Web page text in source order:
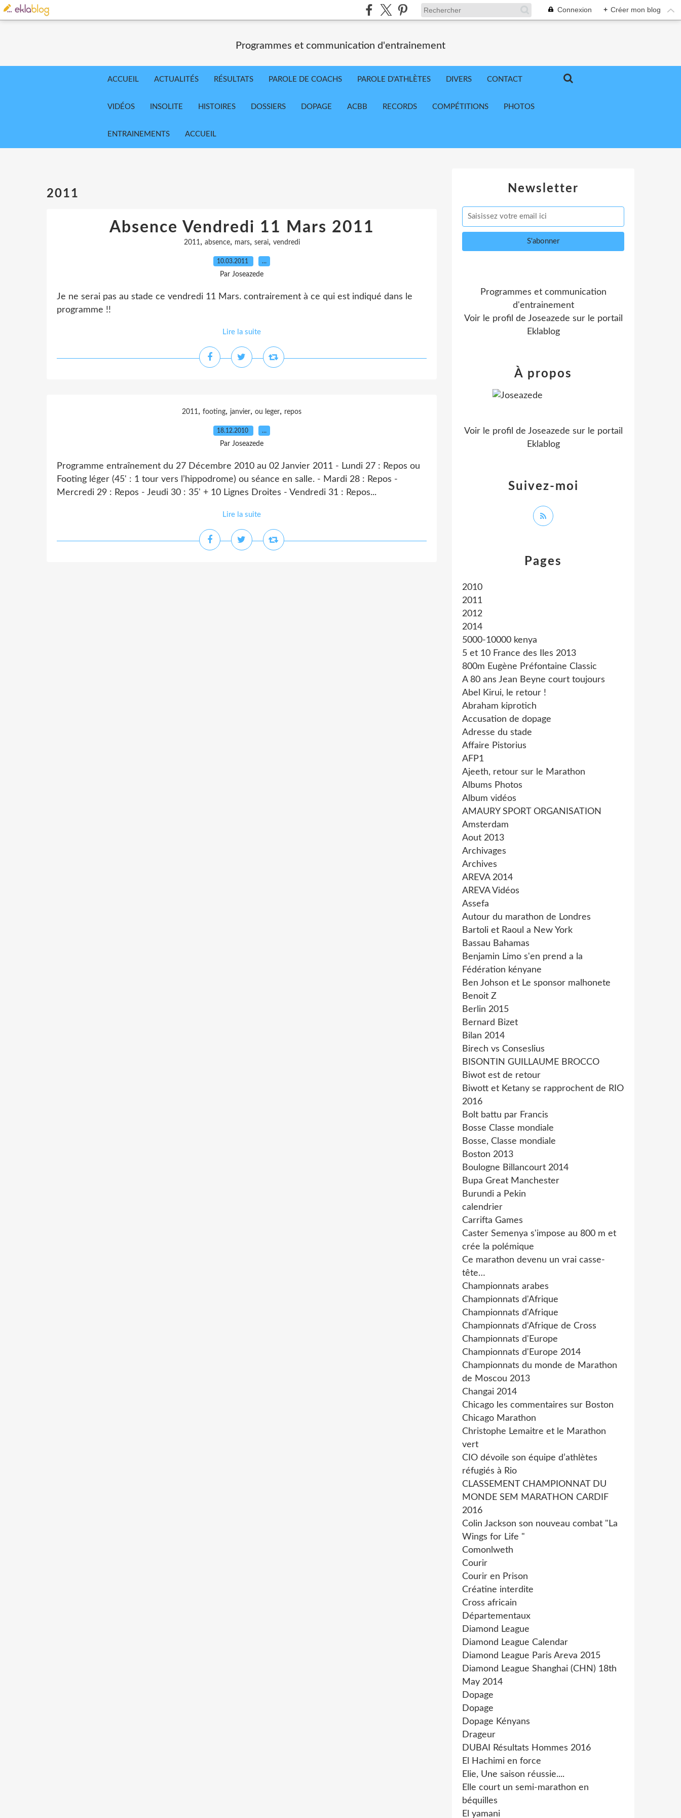
Connexion + Créer mon blog
Programmes et communication d'entrainement
ACCUEIL ACTUALITÉS RÉSULTATS PAROLE DE COACHS PAROLE D'ATHLÈTES DIVERS CONTACT
VIDÉOS INSOLITE HISTOIRES DOSSIERS DOPAGE ACBB RECORDS COMPÉTITIONS PHOTOS
ENTRAINEMENTS ACCUEIL
2011
Absence Vendredi 11 Mars 2011
2011, absence, mars, serai, vendredi
10.03.2011 …
Par Joseazede
Je ne serai pas au stade ce vendredi 11 Mars. contrairement à ce qui est indiqué dans le
programme !!
Lire la suite
2011, footing, janvier, ou leger, repos
18.12.2010 …
Par Joseazede
Programme entraînement du 27 Décembre 2010 au 02 Janvier 2011 - Lundi 27 : Repos ou
Footing léger (45' : 1 tour vers l’hippodrome) ou séance en salle. - Mardi 28 : Repos -
Mercredi 29 : Repos - Jeudi 30 : 35' + 10 Lignes Droites - Vendredi 31 : Repos...
Lire la suite
Newsletter
Pages
2010
2011
2012
2014
5000-10000 kenya
5 et 10 France des Iles 2013
800m Eugène Préfontaine Classic
A 80 ans Jean Beyne court toujours
Abel Kirui, le retour !
Abraham kiprotich
Accusation de dopage
Adresse du stade
Affaire Pistorius
AFP1
Ajeeth, retour sur le Marathon
Albums Photos
Album vidéos
AMAURY SPORT ORGANISATION
Amsterdam
Aout 2013
Archivages
Archives
AREVA 2014
AREVA Vidéos
Assefa
Autour du marathon de Londres
Bartoli et Raoul a New York
Bassau Bahamas
Benjamin Limo s'en prend a la
Fédération kényane
Ben Johson et Le sponsor malhonete
Benoit Z
Berlin 2015
Bernard Bizet
Bilan 2014
Birech vs Conseslius
BISONTIN GUILLAUME BROCCO
Biwot est de retour
Biwott et Ketany se rapprochent de RIO
2016
Bolt battu par Francis
Bosse Classe mondiale
Bosse, Classe mondiale
Boston 2013
Boulogne Billancourt 2014
Bupa Great Manchester
Burundi a Pekin
calendrier
Carrifta Games
Caster Semenya s'impose au 800 m et
crée la polémique
Ce marathon devenu un vrai casse-
tête…
Championnats arabes
Championnats d'Afrique
Championnats d'Afrique
Championnats d'Afrique de Cross
Championnats d'Europe
Championnats d'Europe 2014
Championnats du monde de Marathon
de Moscou 2013
Changai 2014
Chicago les commentaires sur Boston
Chicago Marathon
Christophe Lemaitre et le Marathon
vert
CIO dévoile son équipe d’athlètes
réfugiés à Rio
CLASSEMENT CHAMPIONNAT DU
MONDE SEM MARATHON CARDIF
2016
Colin Jackson son nouveau combat "La
Wings for Life "
Comonlweth
Courir
Courir en Prison
Créatine interdite
Cross africain
Départementaux
Diamond League
Diamond League Calendar
Diamond League Paris Areva 2015
Diamond League Shanghai (CHN) 18th
May 2014
Dopage
Dopage
Dopage Kényans
Drageur
DUBAI Résultats Hommes 2016
El Hachimi en force
Elie, Une saison réussie....
Elle court un semi-marathon en
béquilles
El yamani
Programmes et communication
d'entrainement
Voir le profil de Joseazede sur le portail
Eklablog
Suivez-moi
À propos
Voir le profil de Joseazede sur le portail
Eklablog